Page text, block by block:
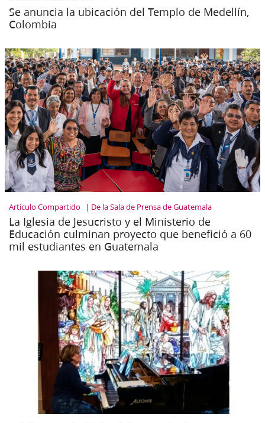
Se anuncia la ubicación del Templo de Medellín,
Colombia
Artículo Compartido De la Sala de Prensa de Guatemala
La Iglesia de Jesucristo y el Ministerio de
Educación culminan proyecto que benefició a 60
mil estudiantes en Guatemala